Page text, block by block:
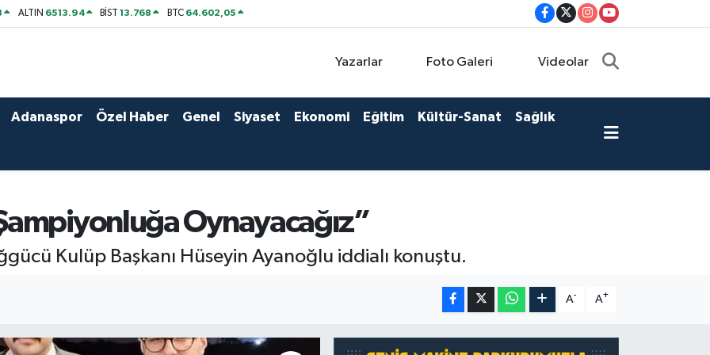
ALTIN 6513.94 BİST13.768 BTC 64.602,05
Yazarlar Foto Galeri Videolar
Adanaspor Özel Haber Genel Siyaset Ekonomi Eğitim Kültür-Sanat Sağlık
Oynayacağız”
Kulüp Başkanı Hüseyin Ayanoğlu iddialı konuştu.
A- A+